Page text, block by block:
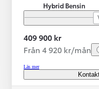
Hybrid Bensin
409 900 kr
Från 4 920 kr/mån
Läs mer